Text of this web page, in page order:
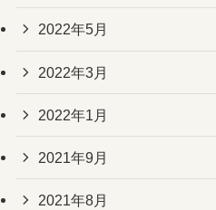
2022年5月
2022年3月
2022年1月
2021年9月
2021年8月